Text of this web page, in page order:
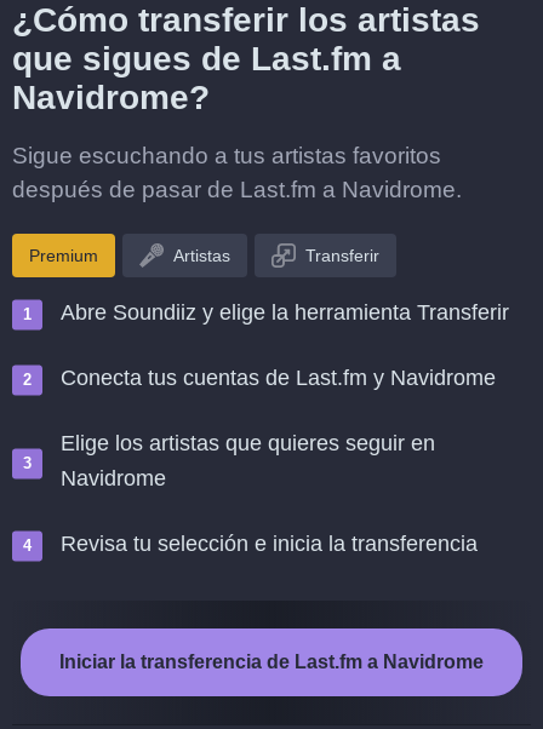
¿Cómo transferir los artistas
que sigues de Last.fm a
Navidrome?
Sigue escuchando a tus artistas favoritos
después de pasar de Last.fm a Navidrome.
Premium Artistas Transferir
Abre Soundiiz y elige la herramienta Transferir
Conecta tus cuentas de Last.fm y Navidrome
Elige los artistas que quieres seguir en
Navidrome
Revisa tu selección e inicia la transferencia
Iniciar la transferencia de Last.fm a Navidrome